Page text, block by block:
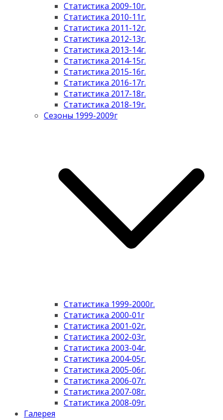
Статистика 2009-10г.
Статистика 2010-11г.
Статистика 2011-12г.
Статистика 2012-13г.
Статистика 2013-14г.
Статистика 2014-15г.
Статистика 2015-16г.
Статистика 2016-17г.
Статистика 2017-18г.
Статистика 2018-19г.
Сезоны 1999-2009г
Статистика 1999-2000г.
Статистика 2000-01г
Статистика 2001-02г.
Статистика 2002-03г.
Статистика 2003-04г.
Статистика 2004-05г.
Статистика 2005-06г.
Статистика 2006-07г.
Статистика 2007-08г.
Статистика 2008-09г.
Галерея